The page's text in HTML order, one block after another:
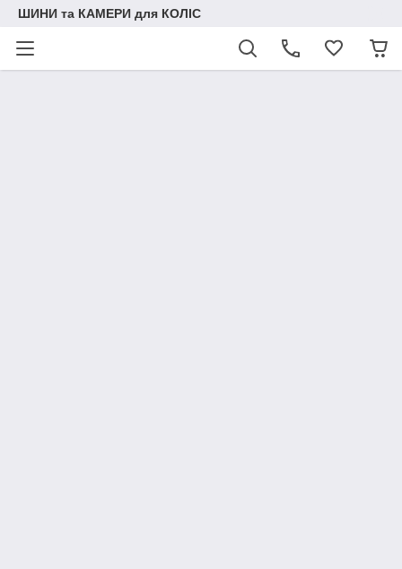
ШИНИ та КАМЕРИ для КОЛІС